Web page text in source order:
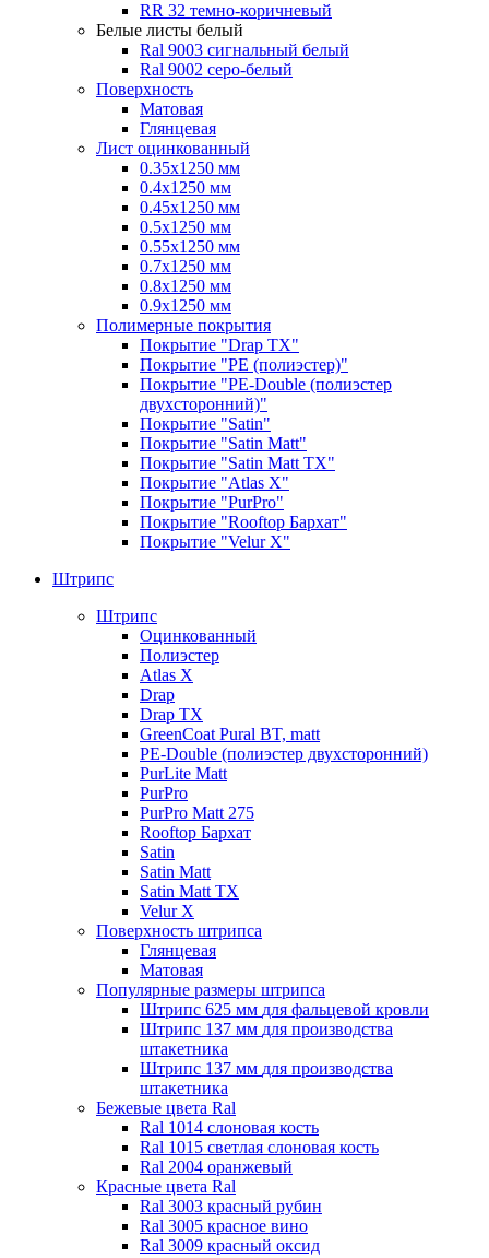
RR 32 темно-коричневый
Белые листы белый
Ral 9003 сигнальный белый
Ral 9002 серо-белый
Поверхность
Матовая
Глянцевая
Лист оцинкованный
0.35х1250 мм
0.4х1250 мм
0.45х1250 мм
0.5х1250 мм
0.55х1250 мм
0.7х1250 мм
0.8х1250 мм
0.9х1250 мм
Полимерные покрытия
Покрытие "Drap TX"
Покрытие "PE (полиэстер)"
Покрытие "PE-Double (полиэстер
двухсторонний)"
Покрытие "Satin"
Покрытие "Satin Мatt"
Покрытие "Satin Matt TX"
Покрытие "Atlas X"
Покрытие "PurPro"
Покрытие "Rooftop Бархат"
Покрытие "Velur X"
Штрипс
Штрипс
Оцинкованный
Полиэстер
Atlas X
Drap
Drap TX
GreenCoat Pural BT, matt
PE-Double (полиэстер двухсторонний)
PurLite Мatt
PurPro
PurPro Matt 275
Rooftop Бархат
Satin
Satin Мatt
Satin Matt TX
Velur X
Поверхность штрипса
Глянцевая
Матовая
Популярные размеры штрипса
Штрипс 625 мм для фальцевой кровли
Штрипс 137 мм для производства
штакетника
Штрипс 137 мм для производства
штакетника
Бежевые цвета Ral
Ral 1014 слоновая кость
Ral 1015 светлая слоновая кость
Ral 2004 оранжевый
Красные цвета Ral
Ral 3003 красный рубин
Ral 3005 красное вино
Ral 3009 красный оксид